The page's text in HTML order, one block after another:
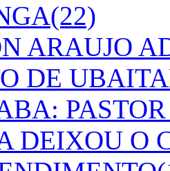
ARAUJO
DE
DEIXOU O